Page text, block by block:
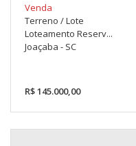
Venda
Terreno / Lote
Loteamento Reserv...
Joaçaba - SC
R$ 145.000,00